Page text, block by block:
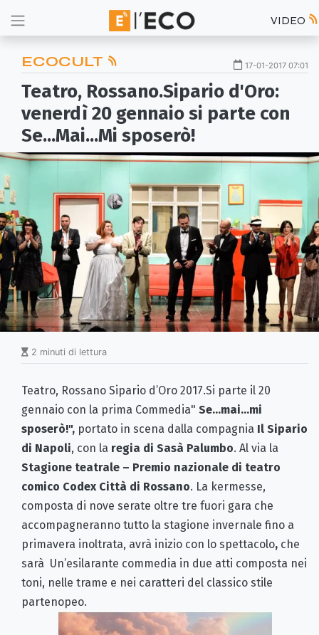
VIDEO
ECOCULT 17-01-2017 07:01
Teatro, Rossano.Sipario d'Oro:
venerdì 20 gennaio si parte con
Se...Mai...Mi sposerò!
2 minuti di lettura
Teatro, Rossano Sipario d’Oro 2017.Si parte il 20
gennaio con la prima Commedia" Se…mai…mi
sposerò!", portato in scena dalla compagnia Il Sipario
di Napoli, con la regia di Sasà Palumbo. Al via la
Stagione teatrale – Premio nazionale di teatro
comico Codex Città di Rossano. La kermesse,
composta di nove serate oltre tre fuori gara che
accompagneranno tutto la stagione invernale fino a
primavera inoltrata, avrà inizio con lo spettacolo, che
sarà Un’esilarante commedia in due atti composta nei
toni, nelle trame e nei caratteri del classico stile
partenopeo.